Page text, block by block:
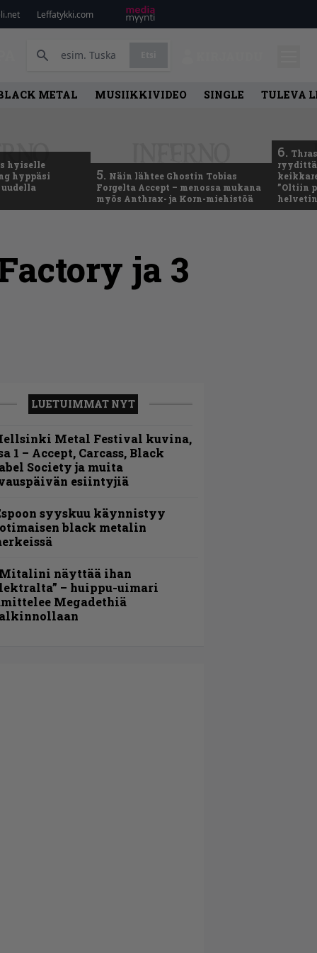
Leffatykki.com
METAL MUSIIKKIVIDEO SINGLE TULEVA
hyiselle
hyppäsi
5. Näin lähtee Ghostin Tobias
Forgelta Accept – menossa mukana
myös Anthrax- ja Korn-miehistöä
6.
”Oltiin
ja 3
LUETUIMMAT NYT
Metal Festival kuvina,
1 – Accept, Carcass, Black
Society ja muita
esiintyjiä
syyskuu käynnistyy
black metalin
näyttää ihan
– huippu-uimari
Megadethiä